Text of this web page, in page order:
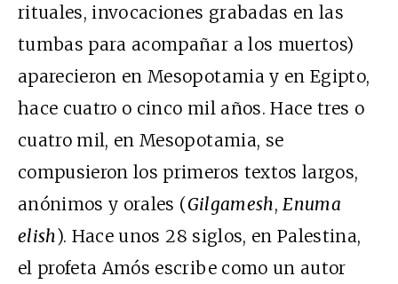
rituales, invocaciones grabadas en las
tumbas para acompañar a los muertos)
aparecieron en Mesopotamia y en Egipto,
hace cuatro o cinco mil años. Hace tres o
cuatro mil, en Mesopotamia, se
compusieron los primeros textos largos,
anónimos y orales (Gilgamesh,Enuma
elish). Hace unos 28 siglos, en Palestina,
el profeta Amós escribe como un autor